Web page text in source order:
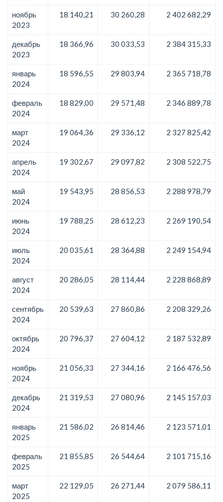
ноябрь
2023
18 140,21 30 260,28 2 402 682,29
декабрь
2023
18 366,96 30 033,53 2 384 315,33
январь
2024
18 596,55 29 803,94 2 365 718,78
февраль
2024
18 829,00 29 571,48 2 346 889,78
март
2024
19 064,36 29 336,12 2 327 825,42
апрель
2024
19 302,67 29 097,82 2 308 522,75
май
2024
19 543,95 28 856,53 2 288 978,79
июнь
2024
19 788,25 28 612,23 2 269 190,54
июль
2024
20 035,61 28 364,88 2 249 154,94
август
2024
20 286,05 28 114,44 2 228 868,89
сентябрь
2024
20 539,63 27 860,86 2 208 329,26
октябрь
2024
20 796,37 27 604,12 2 187 532,89
ноябрь
2024
21 056,33 27 344,16 2 166 476,56
декабрь
2024
21 319,53 27 080,96 2 145 157,03
январь
2025
21 586,02 26 814,46 2 123 571,01
февраль
2025
21 855,85 26 544,64 2 101 715,16
март
2025
22 129,05 26 271,44 2 079 586,11